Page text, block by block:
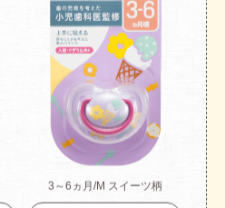
3～6ヵ月/M スイーツ柄